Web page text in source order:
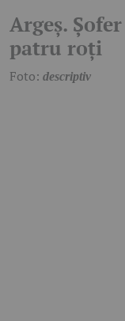
Argeș.
patru roți
Foto: descriptiv